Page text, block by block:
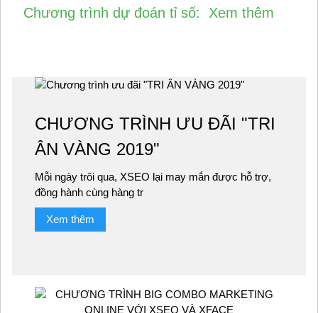
Chương trình dự đoán tỉ số: Xem thêm
CHƯƠNG TRÌNH ƯU ĐÃI "TRI
ÂN VÀNG 2019"
Mỗi ngày trôi qua, XSEO lại may mắn được hỗ trợ,
đồng hành cùng hàng tr
Xem thêm